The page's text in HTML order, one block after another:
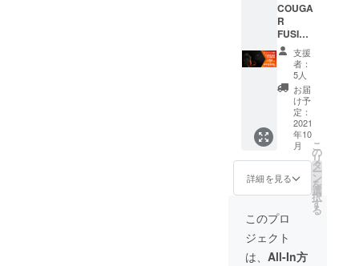
COUGA
R
FUSION
CAMPF
IRE限
¥10000
-OFF!!
Cougar
Fusion
Black
支援
者：
5人
お届
け予
定：
2021
年10
月
詳細を見る
こ
の
リ
タ
ー
ン
を
選
択
す
る
このプロ
ジェクト
は、 All-In方